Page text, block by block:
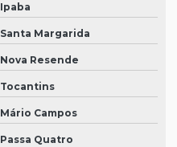
Ipaba
Santa Margarida
Nova Resende
Tocantins
Mário Campos
Passa Quatro